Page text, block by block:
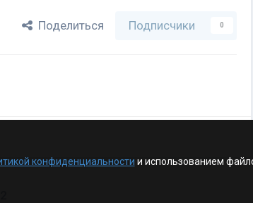
Поделиться Подписчики 0
конфиденциальности и использованием